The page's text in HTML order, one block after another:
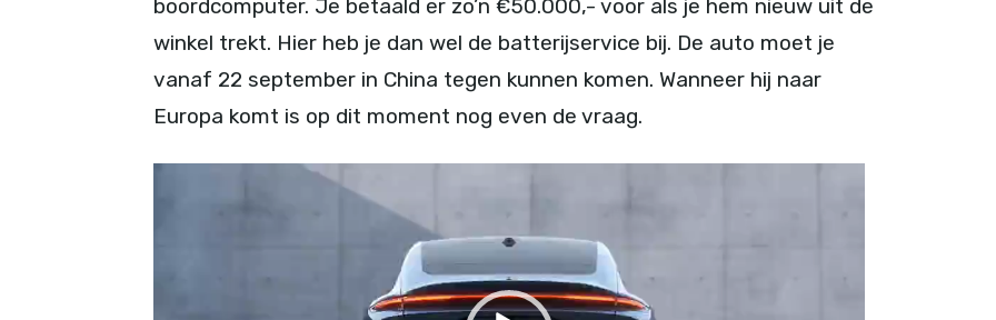
boordcomputer. Je betaald er zo’n €50.000,- voor als je hem nieuw uit de
winkel trekt. Hier heb je dan wel de batterijservice bij. De auto moet je
vanaf 22 september in China tegen kunnen komen. Wanneer hij naar
Europa komt is op dit moment nog even de vraag.